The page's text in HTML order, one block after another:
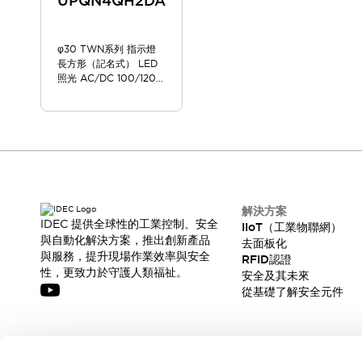
φ30 TWN系列 指示燈
長方形（記名式） LED
照光 AC/DC 100/120V
IDEC 提供全球性的工業控制、安全
與自動化解決方案，推出創新產品
與服務，提升現場作業效率與安全
性，更致力於守護人類福祉。
解決方案
IIoT（工業物聯網）
去面板化
RFID認證
安全及其未來
從基礎了解安全元件